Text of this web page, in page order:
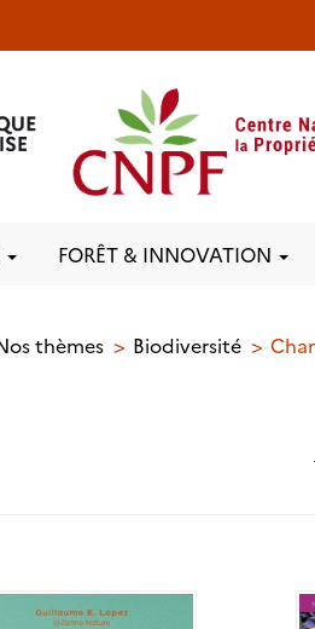
FORÊT & INNOVATION
thèmes Biodiversité